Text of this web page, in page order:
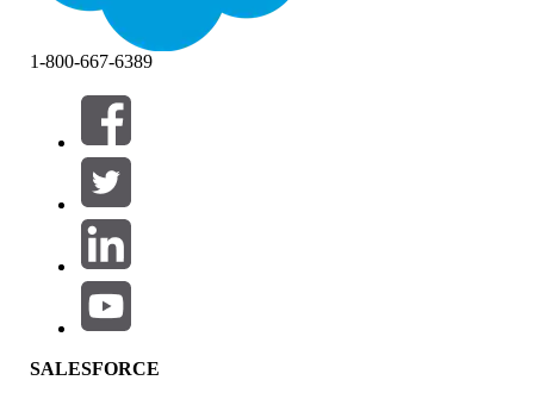
필터 (0)
필터 선택
제품 영역
기능 영향
1-800-667-6389
SALESFORCE